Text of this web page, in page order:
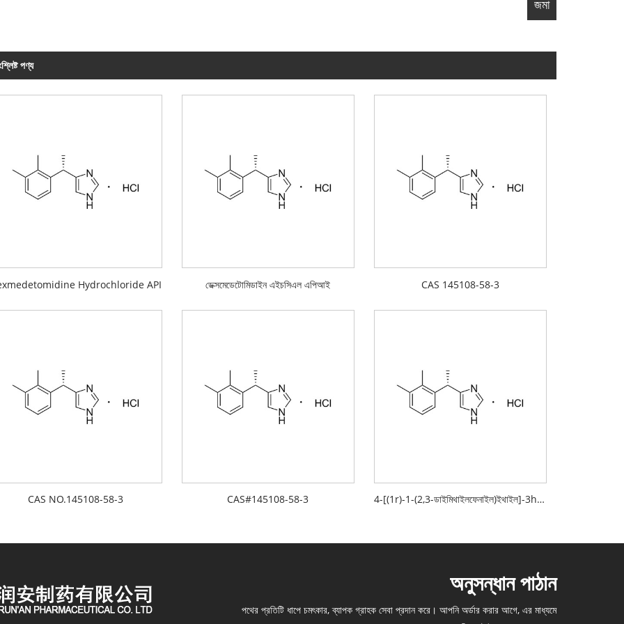
পণ্য
Hydrochloride API ডেক্সমেডেটোমিডাইন এইচসিএল এপিআই CAS 145108-58-3
CAS NO.145108-58-3 CAS#145108-58-3 4-[(1r)-1-(2,3-ডাইমিথাইলফেনাইল)ইথাইল]-3h-ইমিডাজল
অনুসন্ধান পাঠান
পথের প্রতিটি ধাপে চমৎকার, ব্যাপক গ্রাহক সেবা প্রদান করে। আপনি অর্ডার করার আগে, এর মাধ্যমে